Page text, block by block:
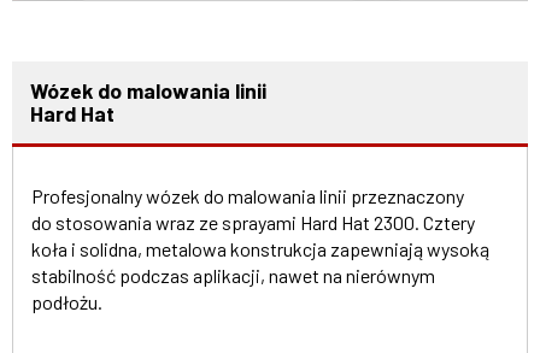
Wózek do malowania linii
Hard Hat
Profesjonalny wózek do malowania linii przeznaczony
do stosowania wraz ze sprayami Hard Hat 2300. Cztery
koła i solidna, metalowa konstrukcja zapewniają wysoką
stabilność podczas aplikacji, nawet na nierównym
podłożu.